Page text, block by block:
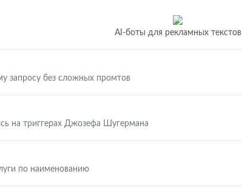
AI-боты для рекламных текстов
запросу без сложных промтов
на триггерах Джозефа Шугермана
по наименованию